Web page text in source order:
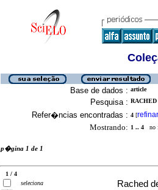
Base de dados : article
Pesquisa :
Refer�ncias encontradas : 4 [refinar
Mostrando: 1 .. 4 no
p�gina 1 de 1
1 / 4
seleciona
Rached